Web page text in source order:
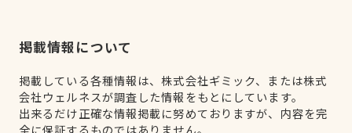
掲載情報について
掲載している各種情報は、株式会社ギミック、または株式
会社ウェルネスが調査した情報をもとにしています。
出来るだけ正確な情報掲載に努めておりますが、内容を完
全に保証するものではありません。